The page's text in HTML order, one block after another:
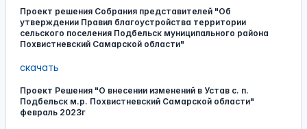
Проект решения Собрания представителей "Об
утверждении Правил благоустройства территории
сельского поселения Подбельск муниципального района
Похвистневский Самарской области"
скачать
Проект Решения "О внесении изменений в Устав с. п.
Подбельск м.р. Похвистневский Самарской области"
февраль 2023г